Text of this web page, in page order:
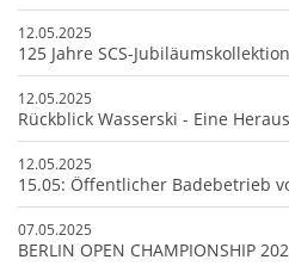
12.05.2025
125 Jahre SCS-
12.05.2025
Rückblick Wasserski - Eine
12.05.2025
15.05: Öffentlicher Badebetrieb
07.05.2025
BERLIN OPEN CHAMPIONSHIP